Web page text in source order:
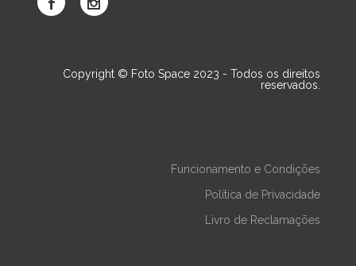
Copyright © Foto Space 2023 - Todos os direitos
reservados.
Funcionamento e Condições
Política de Privacidade
Livro de Reclamações